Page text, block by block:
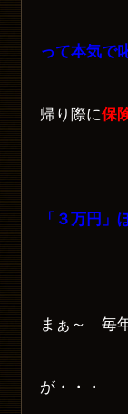
って本気で
帰り際に保
「３万円」
まぁ～ 毎
が・・・